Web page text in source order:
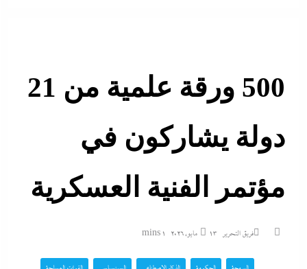
500 ورقة علمية من 21
دولة يشاركون في
مؤتمر الفنية العسكرية
فريق التحرير 13 مايو، 2026 1 mins